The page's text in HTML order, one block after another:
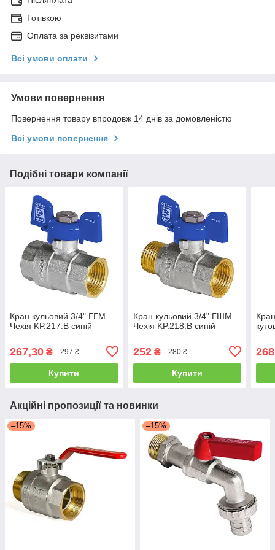
Готівкою
Оплата за реквізитами
Всі умови оплати
Умови повернення
Повернення товару впродовж 14 днів за домовленістю
Всі умови повернення
Подібні товари компанії
Кран кульовий 3/4" ГГМ
Чехія KP.217.B синій
267,30 ₴ 297 ₴
Купити
Кран кульовий 3/4" ГШМ
Чехія KP.218.B синій
252₴ 280 ₴
Купити
Акційні пропозиції та новинки
–15% –15%